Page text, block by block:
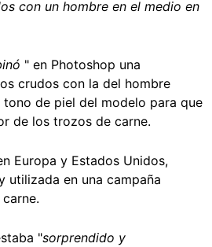
con un hombre en el medio en
" en Photoshop una
crudos con la del hombre
de piel del modelo para que
de los trozos de carne.
Europa y Estados Unidos,
utilizada en una campaña
"sorprendido y